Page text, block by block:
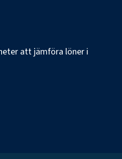
att jämföra löner i